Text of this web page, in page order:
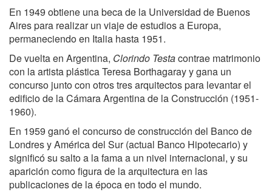
En 1949 obtiene una beca de la Universidad de Buenos
Aires para realizar un viaje de estudios a Europa,
permaneciendo en Italia hasta 1951.
De vuelta en Argentina, Clorindo Testacontrae matrimonio
con la artista plástica Teresa Borthagaray y gana un
concurso junto con otros tres arquitectos para levantar el
edificio de la Cámara Argentina de la Construcción (1951-
1960).
En 1959 ganó el concurso de construcción del Banco de
Londres y América del Sur (actual Banco Hipotecario) y
significó su salto a la fama a un nivel internacional, y su
aparición como figura de la arquitectura en las
publicaciones de la época en todo el mundo.